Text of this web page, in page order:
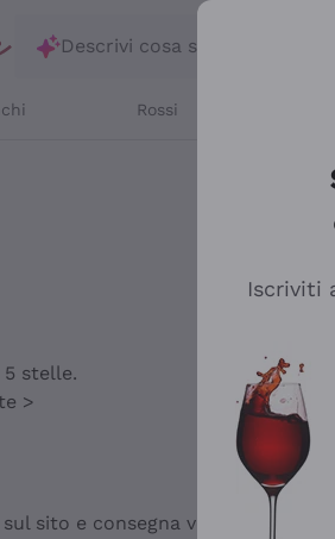
Descrivi cosa stai cercando
Rossi
stelle.
>
sito e consegna velocissima
Iscriviti